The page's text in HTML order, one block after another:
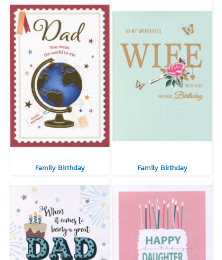
Family Birthday Family Birthday